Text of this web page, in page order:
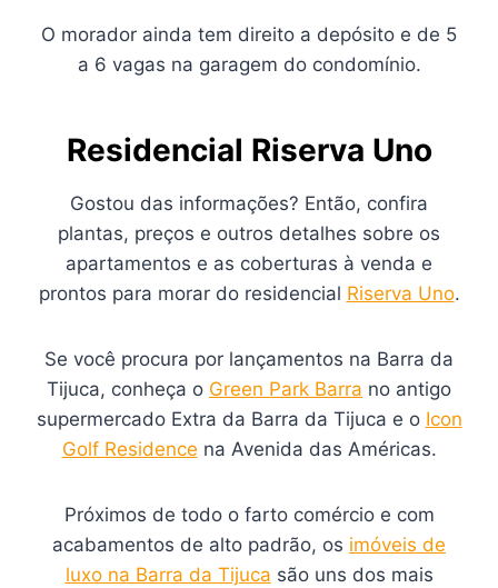
O morador ainda tem direito a depósito e de 5
a 6 vagas na garagem do condomínio.
Residencial Riserva Uno
Gostou das informações? Então, confira
plantas, preços e outros detalhes sobre os
apartamentos e as coberturas à venda e
prontos para morar do residencial Riserva Uno.
Se você procura por lançamentos na Barra da
Tijuca, conheça o Green Park Barra no antigo
supermercado Extra da Barra da Tijuca e o Icon
Golf Residence na Avenida das Américas.
Próximos de todo o farto comércio e com
acabamentos de alto padrão, os imóveis de
luxo na Barra da Tijuca são uns dos mais